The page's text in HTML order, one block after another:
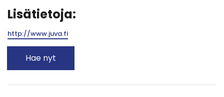
Lisätietoja:
http://www.juva.fi
Hae nyt